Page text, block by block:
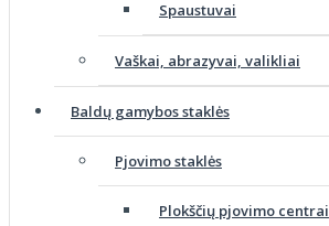
Spaustuvai
Vaškai, abrazyvai, valikliai
Baldų gamybos staklės
Pjovimo staklės
Plokščių pjovimo centrai